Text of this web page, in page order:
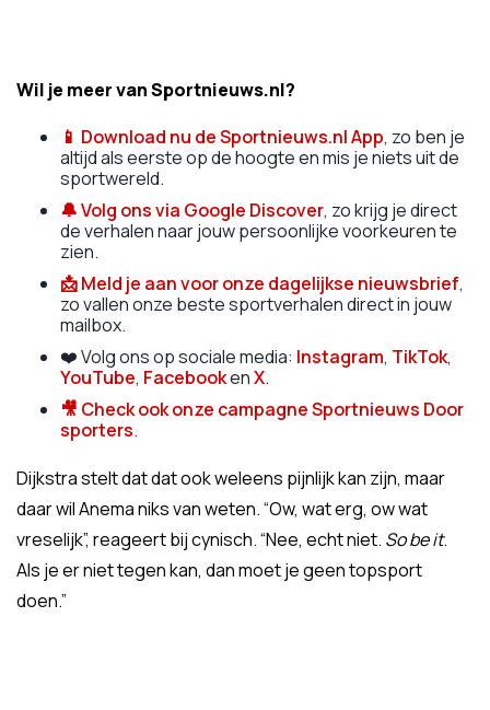
Wil je meer van Sportnieuws.nl?
📱 Download nu de Sportnieuws.nl App, zo ben je
altijd als eerste op de hoogte en mis je niets uit de
sportwereld.
🔔 Volg ons via Google Discover, zo krijg je direct
de verhalen naar jouw persoonlijke voorkeuren te
zien.
📩 Meld je aan voor onze dagelijkse nieuwsbrief,
zo vallen onze beste sportverhalen direct in jouw
mailbox.
❤️ Volg ons op sociale media: Instagram, TikTok,
YouTube, FacebookenX.
🎥 Check ook onze campagne Sportnieuws Door
sporters.
Dijkstra stelt dat dat ook weleens pijnlijk kan zijn, maar
daar wil Anema niks van weten. “Ow, wat erg, ow wat
vreselijk”, reageert bij cynisch. “Nee, echt niet. So be it.
Als je er niet tegen kan, dan moet je geen topsport
doen.”